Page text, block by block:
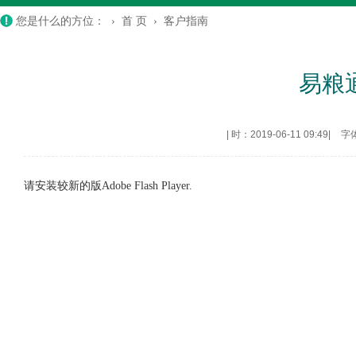
您是什么的方位： › 首 页 › 客户指南
易粮
时：2019-06-11 09:49 字
请安装较新的版Adobe Flash Player.